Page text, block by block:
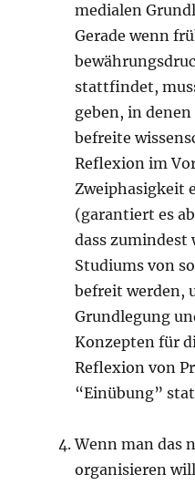
medialen
Gerade wenn
stattfindet,
geben, in
befreite
Reflexion im
Zweiphasigkeit
(garantiert es
dass zumindest
Studiums von
befreit werden,
Grundlegung
Konzepten für
Reflexion von
“Einübung”
Wenn man das
organisieren